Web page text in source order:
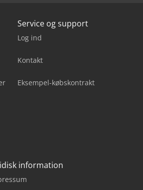
Service og support
Log ind
Kontakt
Eksempel-købskontrakt
information